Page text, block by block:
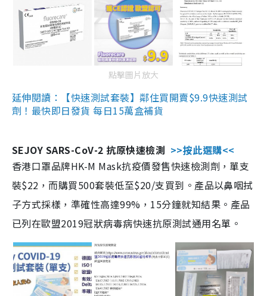
點擊圖片放大
延伸閱讀：【快速測試套裝】鄰住買開賣$9.9快速測試
劑！最快即日發貨 每日15萬盒補貨
SEJOY SARS-CoV-2 抗原快速檢測 >>按此選購<<
香港口罩品牌HK-M Mask抗疫價發售快速檢測劑，單支
裝$22，而購買500套裝低至$20/支買到。產品以鼻咽拭
子方式採樣，準確性高達99%，15分鐘就知結果。產品
已列在歐盟2019冠狀病毒病快速抗原測試通用名單。